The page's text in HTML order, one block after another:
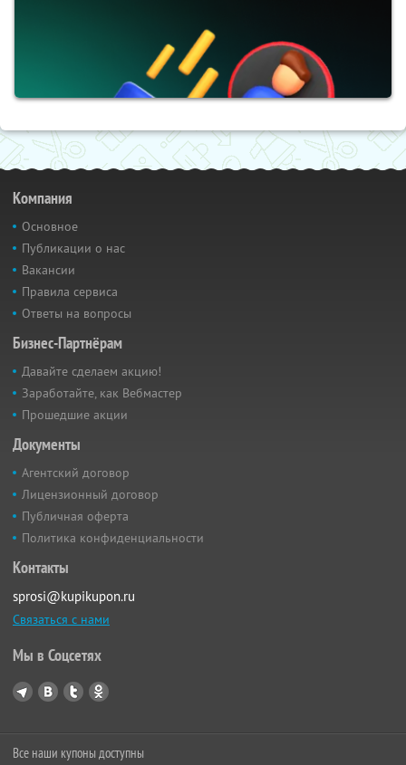
Компания
Основное
Публикации о нас
Вакансии
Правила сервиса
Ответы на вопросы
Бизнес-Партнёрам
Давайте сделаем акцию!
Заработайте, как Вебмастер
Прошедшие акции
Документы
Агентский договор
Лицензионный договор
Публичная оферта
Политика конфиденциальности
Контакты
sprosi@kupikupon.ru
Связаться с нами
Мы в Соцсетях
Все наши купоны доступны